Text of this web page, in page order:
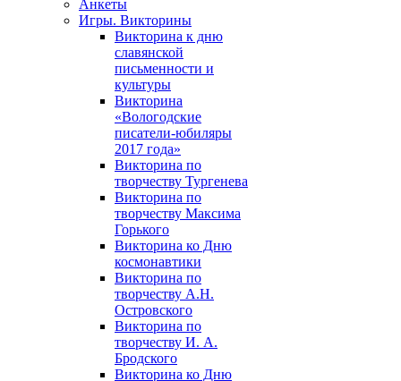
Анкеты
Игры. Викторины
Викторина к дню
славянской
письменности и
культуры
Викторина
«Вологодские
писатели-юбиляры
2017 года»
Викторина по
творчеству Тургенева
Викторина по
творчеству Максима
Горького
Викторина ко Дню
космонавтики
Викторина по
творчеству А.Н.
Островского
Викторина по
творчеству И. А.
Бродского
Викторина ко Дню